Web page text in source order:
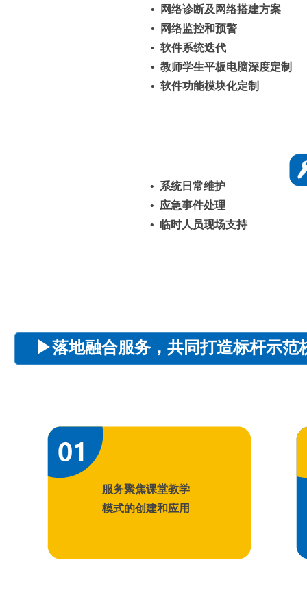
• 网络诊断及网络搭建方案
• 网络监控和预警
• 软件系统迭代
• 教师学生平板电脑深度定制
• 软件功能模块化定制
• 系统日常维护
• 应急事件处理
• 临时人员现场支持
▶落地融合服务，共同打造标杆示范
服务聚焦课堂教学
模式的创建和应用